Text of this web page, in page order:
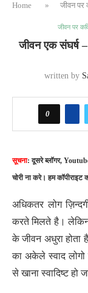
Home » जीवन पर
जीवन पर
जीवन एक संघर्ष
written by
0
सूचना: दूसरे ब्लॉगर,
चोरी ना करे। हम
अधिकतर लोग
करते मिलते है। लेकिन
के जीवन अधुरा
का अकेले स्वाद
से खाना स्वादिष्ट हो